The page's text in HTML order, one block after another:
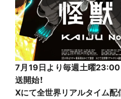
7月19日より毎週土曜
送開始！
Xにて全世界リアルタイム配